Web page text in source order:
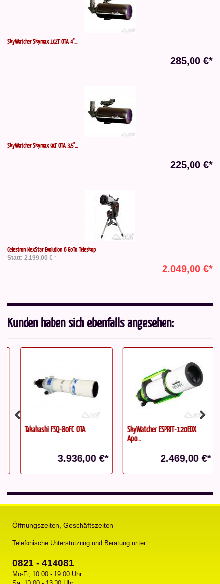
SkyWatcher Skymax 102T OTA 4"...
285,00 €*
SkyWatcher Skymax 90T OTA 3,5"...
225,00 €*
Celestron NexStar Evolution 6 GoTo Teleskop
Statt: 2.199,00 € *
2.049,00 €*
Kunden haben sich ebenfalls angesehen:
Takahashi FSQ-80FC OTA
3.936,00 €*
SkyWatcher ESPRIT-120EDX
Apo...
2.469,00 €*
Öffnungszeiten, Geschäftszeiten
Telefonische Unterstützung und Beratung unter:
0821 - 414081
Mo-Fr, 10:00 - 19:00 Uhr